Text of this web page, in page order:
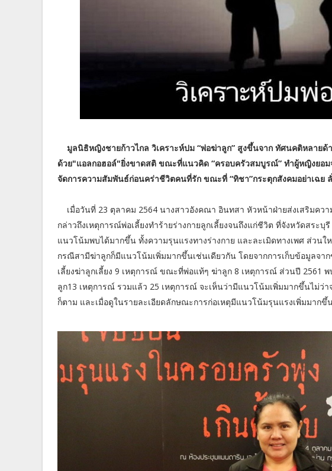
มูลนิธิหญิงชายก้าวไกล วิเคราะห์ปม “พ่อฆ่าลูก” สูงขึ้นจาก ทัศนคติหลาย
ด้วย"แอลกอฮอล์"ยิ่งขาดสติ ขณะที่แนวคิด “ครอบครัวสมบูรณ์” ทำผู้หญิงยอ
จัดการความสัมพันธ์ก่อนคร่าชีวิตคนที่รัก ขณะที่ “ทิชา”กระตุกสังคมอย่าเฉย
เมื่อวันที่ 23 ตุลาคม 2564 นางสาวอังคณา อินทสา หัวหน้าฝ่ายส่งเสริมคว
กล่าวถึงเหตุการณ์พ่อเลี้ยงทำร้ายร่างกายลูกเลี้ยงจนถึงแก่ชีวิต ที่จังหวัดสร
แนวโน้มพบได้มากขึ้น ทั้งความรุนแรงทางร่างกาย และละเมิดทางเพศ ส่ว
กรณีสามีฆ่าลูกก็มีแนวโน้มเพิ่มมากขึ้นเช่นเดียวกัน โดยจากการเก็บข้อมูลจา
เลี้ยงฆ่าลูกเลี้ยง 9 เหตุการณ์ ขณะที่พ่อแท้ๆ ฆ่าลูก 8 เหตุการณ์ ส่วนปี 2561
ลูก13 เหตุการณ์ รวมแล้ว 25 เหตุการณ์ จะเห็นว่ามีแนวโน้มเพิ่มมากขึ้นไม่ว่า
ก็ตาม และเมื่อดูในรายละเอียดลักษณะการก่อเหตุมีแนวโน้มรุนแรงเพิ่มมากขึ้